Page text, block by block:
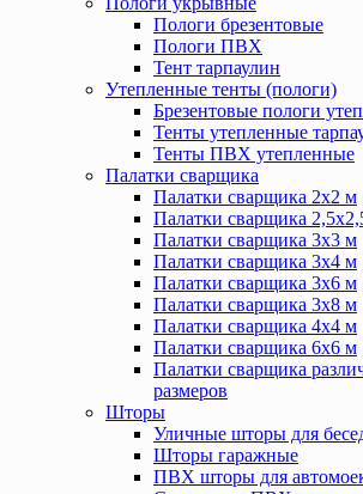
Пологи брезентовые
Пологи ПВХ
Тент тарпаулин
Утепленные тенты (пологи)
Брезентовые пологи
Тенты утепленные
Тенты ПВХ утепленные
Палатки сварщика
Палатки сварщика 2х2 м
Палатки сварщика
Палатки сварщика 3х3 м
Палатки сварщика 3х4 м
Палатки сварщика 3х6 м
Палатки сварщика 3х8 м
Палатки сварщика 4х4 м
Палатки сварщика 6х6 м
Палатки сварщика
размеров
Шторы
Уличные шторы для
Шторы гаражные
ПВХ шторы для